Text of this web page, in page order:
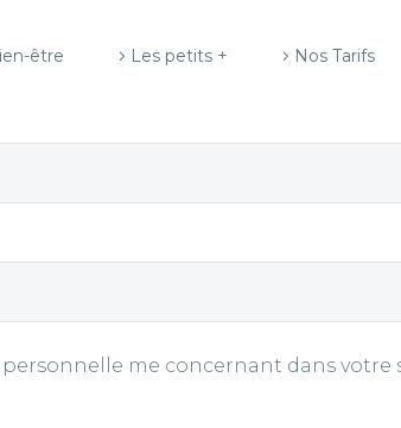
être Les petits + Nos Tarifs
me concernant dans votre